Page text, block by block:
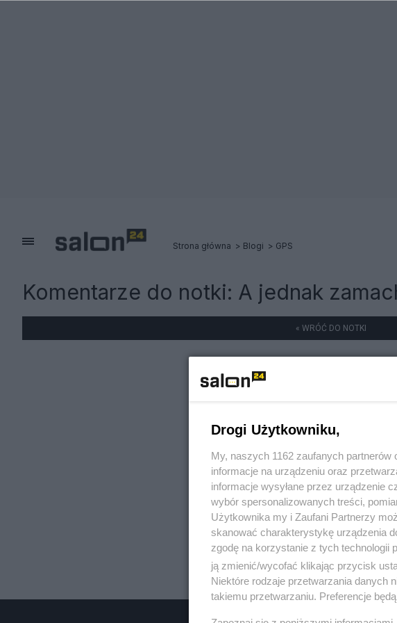
Strona główna Blogi GPS
Komentarze do notki: A jednak
« WRÓĆ DO NOTKI
Drogi Użytkowniku,
My, naszych 1162 zaufanych
informacje na urządzeniu oraz
informacje wysyłane przez urządzenie
wybór spersonalizowanych treści,
Użytkownika my i Zaufani Partnerzy
skanować charakterystykę urządzenia
zgodę na korzystanie z tych technologii
ją zmienić/wycofać klikając przycisk
Niektóre rodzaje przetwarzania danych
takiemu przetwarzaniu. Preferencje